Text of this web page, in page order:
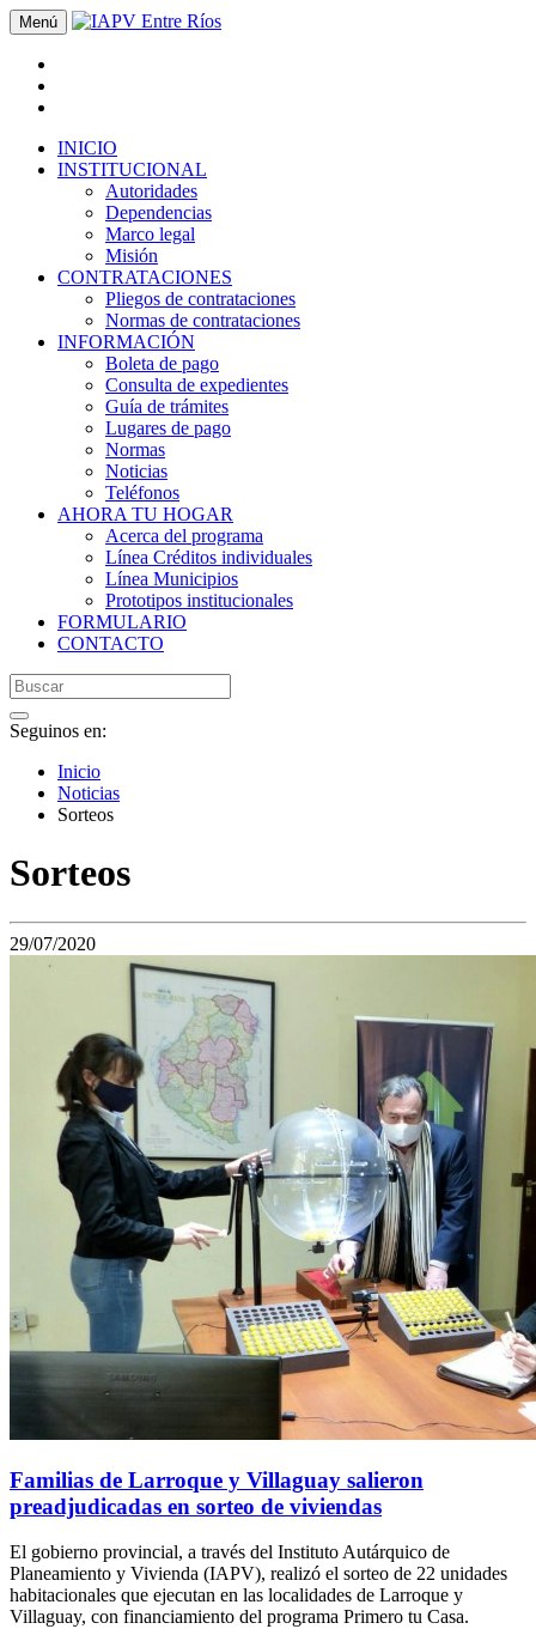
Menú
INICIO
INSTITUCIONAL
Autoridades
Dependencias
Marco legal
Misión
CONTRATACIONES
Pliegos de contrataciones
Normas de contrataciones
INFORMACIÓN
Boleta de pago
Consulta de expedientes
Guía de trámites
Lugares de pago
Normas
Noticias
Teléfonos
AHORA TU HOGAR
Acerca del programa
Línea Créditos individuales
Línea Municipios
Prototipos institucionales
FORMULARIO
CONTACTO
Seguinos en:
Inicio
Noticias
Sorteos
Sorteos
29/07/2020
Familias de Larroque y Villaguay salieron
preadjudicadas en sorteo de viviendas
El gobierno provincial, a través del Instituto Autárquico de
Planeamiento y Vivienda (IAPV), realizó el sorteo de 22 unidades
habitacionales que ejecutan en las localidades de Larroque y
Villaguay, con financiamiento del programa Primero tu Casa.